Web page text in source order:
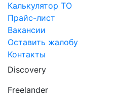
Калькулятор ТО
Прайс-лист
Вакансии
Оставить жалобу
Контакты
Discovery
Freelander